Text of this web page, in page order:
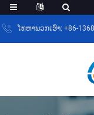
ໂທຫາພວກເຮົາ: +86-